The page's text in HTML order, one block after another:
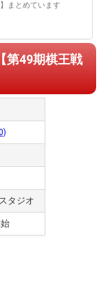
まとめています
第49期棋王戦
タジオ